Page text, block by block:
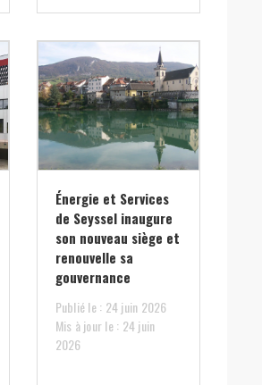
Énergie et Services
de Seyssel inaugure
son nouveau siège et
renouvelle sa
gouvernance
Publié le : 24 juin 2026
Mis à jour le : 24 juin
2026